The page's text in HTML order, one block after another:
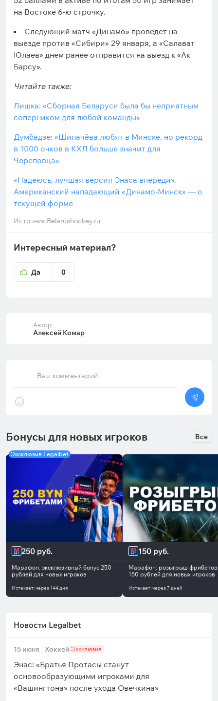
на Востоке 6-ю строчку.
Следующий матч «Динамо» проведет на
выезде против «Сибири» 29 января, а «Салават
Юлаев» днем ранее отправится на выезд к «Ак
Барсу».
Читайте также:
Лишка: «Сборная Беларуси была бы неприятным
соперником для любой команды»
Думбадзе: «Шипачёва любят в Минске, но рекорд
в 1000 очков в КХЛ больше значит для
Череповца»
«Надеюсь, лучшая версия Энаса впереди».
Американский нападающий «Динамо-Минск» — о
текущей форме
Источник:Belarushockey.ru
Интересный материал?
Да 0
Автор
Алексей Комар
Ваш комментарий
Бонусы для новых игроков Все
Эксклюзив Legalbet
250 руб.
Марафон: эксклюзивный бонус 250
рублей для новых игроков
Истекает:через 144 дня
150 руб.
Марафон: розыгрыш
150 рублей для новых игроков
Истекает:через7 дней
Новости Legalbet
15 июня Хоккей Эксклюзив
Энас: «Братья Протасы станут
основообразующими игроками для
«Вашингтона» после ухода Овечкина»